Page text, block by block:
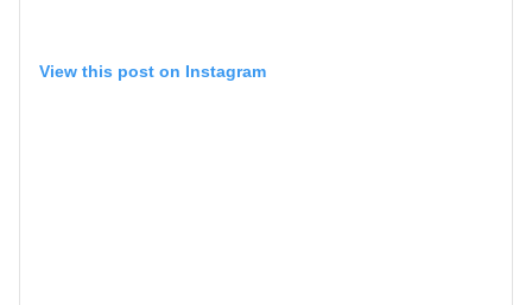
View this post on Instagram